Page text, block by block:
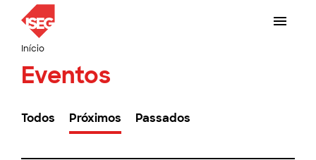
Início
Eventos
Todos Próximos Passados